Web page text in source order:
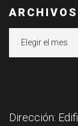
ARCHIVOS
Dirección: